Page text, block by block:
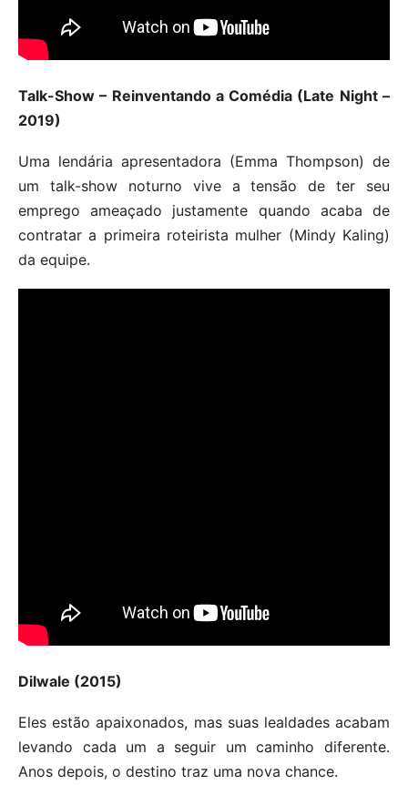
Talk-Show – Reinventando a Comédia (Late Night –
2019)
Uma lendária apresentadora (Emma Thompson) de
um talk-show noturno vive a tensão de ter seu
emprego ameaçado justamente quando acaba de
contratar a primeira roteirista mulher (Mindy Kaling)
da equipe.
Dilwale (2015)
Eles estão apaixonados, mas suas lealdades acabam
levando cada um a seguir um caminho diferente.
Anos depois, o destino traz uma nova chance.